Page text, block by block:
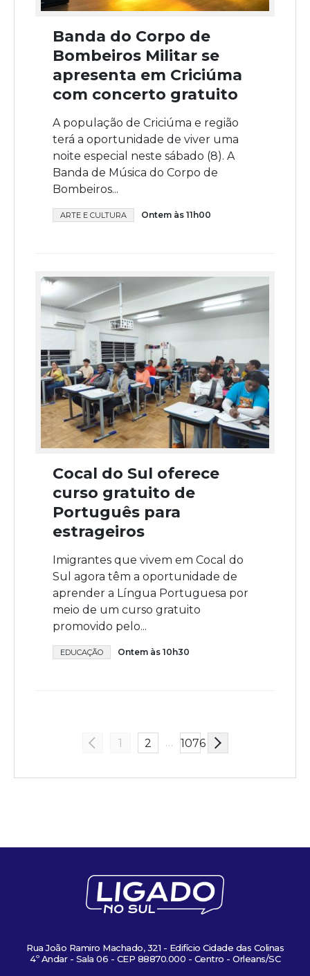
Banda do Corpo de
Bombeiros Militar se
apresenta em Criciúma
com concerto gratuito
A população de Criciúma e região
terá a oportunidade de viver uma
noite especial neste sábado (8). A
Banda de Música do Corpo de
Bombeiros...
ARTE E CULTURA Ontem às 11h00
Cocal do Sul oferece
curso gratuito de
Português para
estrageiros
Imigrantes que vivem em Cocal do
Sul agora têm a oportunidade de
aprender a Língua Portuguesa por
meio de um curso gratuito
promovido pelo...
EDUCAÇÃO Ontem às 10h30
1 2 … 1076
Rua João Ramiro Machado, 321 - Edifício Cidade das Colinas
4º Andar - Sala 06 - CEP 88870.000 - Centro - Orleans/SC